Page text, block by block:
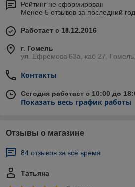
Рейтинг не сформирован
Менее 5 отзывов за последний год
Работает с 18.12.2016
г. Гомель
ул. Ефремова 63а, каб 27,
Контакты
Сегодня работает с 10:00 до
Показать весь график работы
Отзывы о магазине
84 отзывов за всё время
Татьяна